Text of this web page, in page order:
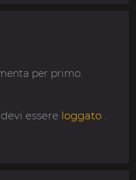
per primo.
essere loggato.